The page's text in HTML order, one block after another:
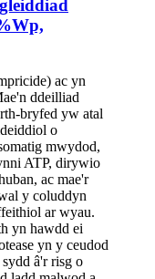
ac yn
ddeilliad
bryfed yw atal
o
mwydod,
ATP, dirywio
ac mae'r
y coluddyn
ar wyau.
yn hawdd ei
yn y ceudod
â'r risg o